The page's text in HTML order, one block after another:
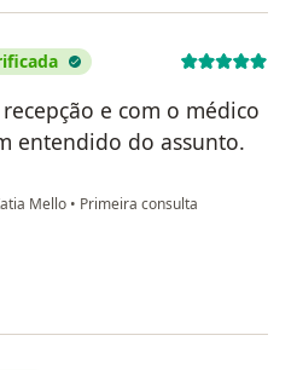
e com o médico
entendido do assunto.
Mello • Primeira consulta